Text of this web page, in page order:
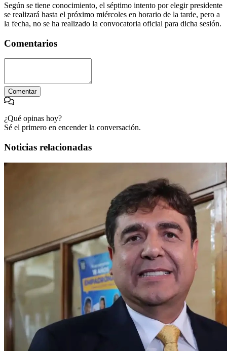
Según se tiene conocimiento, el séptimo intento por elegir presidente
se realizará hasta el próximo miércoles en horario de la tarde, pero a
la fecha, no se ha realizado la convocatoria oficial para dicha sesión.
Comentarios
Comentar
¿Qué opinas hoy?
Sé el primero en encender la conversación.
Noticias relacionadas